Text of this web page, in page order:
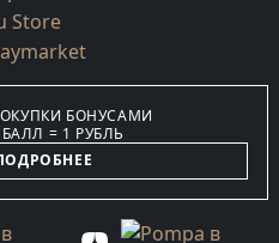
БОНУСАМИ
= 1 РУБЛЬ